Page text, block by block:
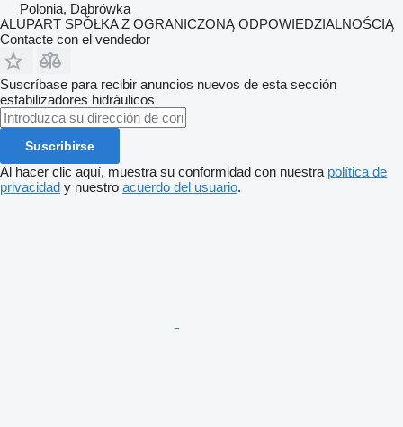
Polonia, Dąbrówka
ALUPART SPÓŁKA Z OGRANICZONĄ ODPOWIEDZIALNOŚCIĄ
Contacte con el vendedor
Suscríbase para recibir anuncios nuevos de esta sección
estabilizadores hidráulicos
Suscribirse
Al hacer clic aquí, muestra su conformidad con nuestra política de
privacidad y nuestro acuerdo del usuario.